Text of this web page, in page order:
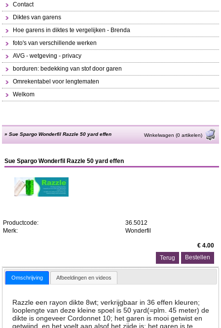
Contact
Diktes van garens
Hoe garens in diktes te vergelijken - Brenda
foto's van verschillende werken
AVG - wetgeving - privacy
borduren: bedekking van stof door garen
Omrekentabel voor lengtematen
Welkom
»Sue Spargo Wonderfil Razzle 50 yard effen Winkelwagen (0 artikelen)
Sue Spargo Wonderfil Razzle 50 yard effen
Productcode:
36.5012
Merk:
Wonderfil
€ 4.00
Terug
Omschrijving Afbeeldingen en videos
Razzle een rayon dikte 8wt; verkrijgbaar in 36 effen kleuren;
looplengte van deze kleine spoel is 50 yard(=plm. 45 meter) de
dikte is ongeveer Cordonnet 10; het garen is mooi getwist en
getwijnd, en het voelt aan alsof het zijde is; het garen is te